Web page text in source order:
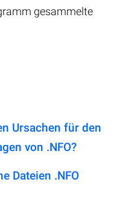
gesammelte
Ursachen für den
von .NFO?
Dateien .NFO